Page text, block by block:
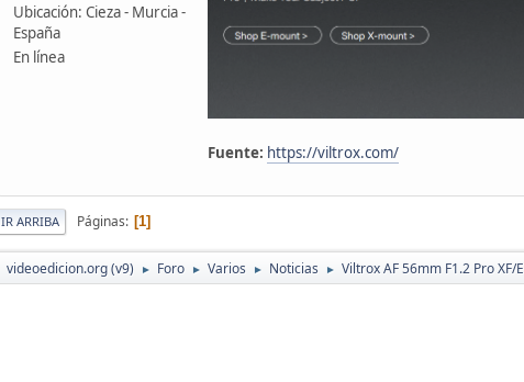
Ubicación: Cieza - Murcia -
España
En línea
Fuente: https://viltrox.com/
IR ARRIBA Páginas 1
videoedicion.org (v9) ► Foro ► Varios ► Noticias ► Viltrox AF 56mm F1.2 Pro XF/E